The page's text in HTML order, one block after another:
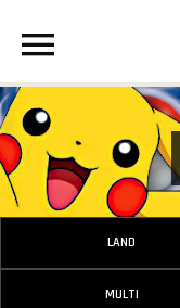
LAND
MULTI